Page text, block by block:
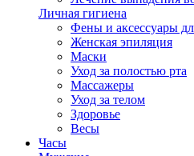
Личная гигиена
Фены и аксессуары
Женская эпиляция
Маски
Уход за полостью рта
Массажеры
Уход за телом
Здоровье
Весы
Часы